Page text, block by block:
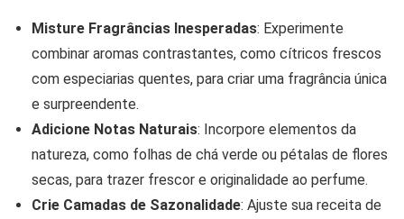
Misture Fragrâncias Inesperadas: Experimente
combinar aromas contrastantes, como cítricos frescos
com especiarias quentes, para criar uma fragrância única
e surpreendente.
Adicione Notas Naturais: Incorpore elementos da
natureza, como folhas de chá verde ou pétalas de flores
secas, para trazer frescor e originalidade ao perfume.
Crie Camadas de Sazonalidade: Ajuste sua receita de